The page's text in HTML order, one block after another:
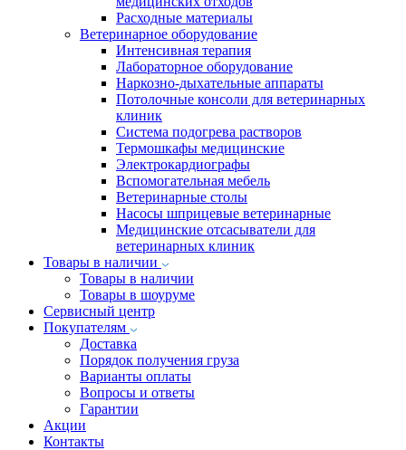
Расходные материалы
Ветеринарное оборудование
Интенсивная терапия
Лабораторное оборудование
Наркозно-дыхательные аппараты
Потолочные консоли для ветеринарных
клиник
Система подогрева растворов
Термошкафы медицинские
Электрокардиографы
Вспомогательная мебель
Ветеринарные столы
Насосы шприцевые ветеринарные
Медицинские отсасыватели для
ветеринарных клиник
Товары в наличии
Товары в наличии
Товары в шоуруме
Сервисный центр
Покупателям
Доставка
Порядок получения груза
Варианты оплаты
Вопросы и ответы
Гарантии
Акции
Контакты